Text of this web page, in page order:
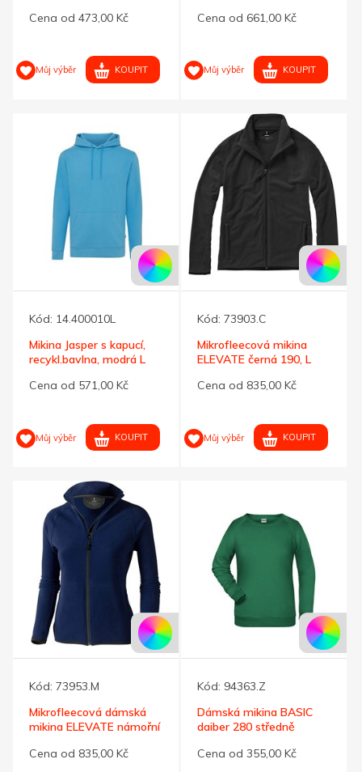
Cena od 473,00 Kč
Můj výběr KOUPIT
Cena od 661,00 Kč
Můj výběr KOUPIT
Kód: 14.400010L
Mikina Jasper s kapucí,
recykl.bavlna, modrá L
Cena od 571,00 Kč
Můj výběr KOUPIT
Kód: 73903.C
Mikrofleecová mikina
ELEVATE černá 190, L
Cena od 835,00 Kč
Můj výběr KOUPIT
Kód: 73953.M
Mikrofleecová dámská
mikina ELEVATE námořní
Cena od 835,00 Kč
Kód: 94363.Z
Dámská mikina BASIC
daiber 280 středně
Cena od 355,00 Kč